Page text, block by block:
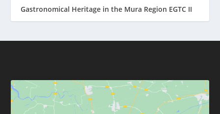
Gastronomical Heritage in the Mura Region EGTC II